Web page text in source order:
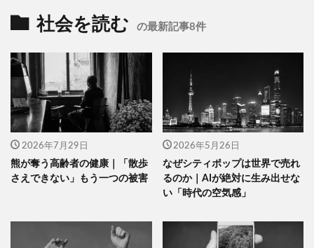
社会を読む の最新記事8件
2026年7月29日
熊が奪う高齢者の健康｜「散歩
さえできない」もう一つの被害
2026年5月26日
なぜシティポップは世界で売れ
るのか｜AIが絶対に生み出せな
い「時代の空気感」